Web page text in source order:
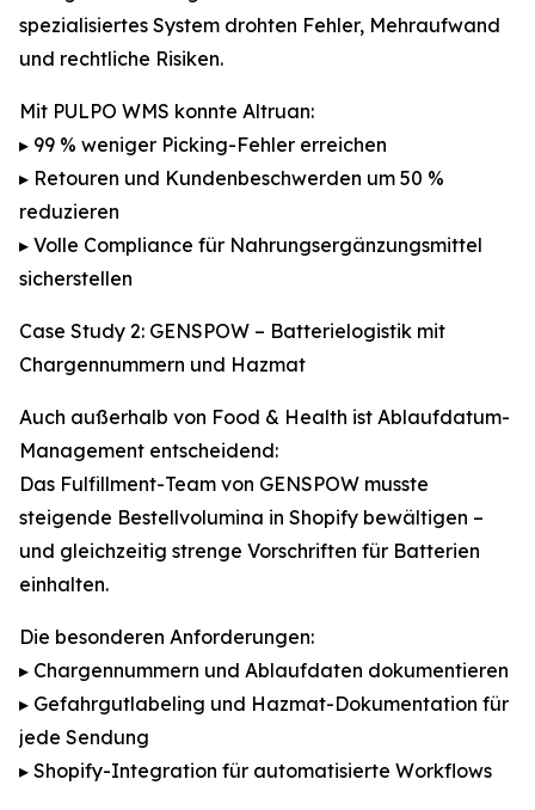
spezialisiertes System drohten Fehler, Mehraufwand
und rechtliche Risiken.
Mit PULPO WMS konnte Altruan:
▸ 99 % weniger Picking-Fehler erreichen
▸ Retouren und Kundenbeschwerden um 50 %
reduzieren
▸ Volle Compliance für Nahrungsergänzungsmittel
sicherstellen
Case Study 2: GENSPOW – Batterielogistik mit
Chargennummern und Hazmat
Auch außerhalb von Food & Health ist Ablaufdatum-
Management entscheidend:
Das Fulfillment-Team von GENSPOW musste
steigende Bestellvolumina in Shopify bewältigen –
und gleichzeitig strenge Vorschriften für Batterien
einhalten.
Die besonderen Anforderungen:
▸ Chargennummern und Ablaufdaten dokumentieren
▸ Gefahrgutlabeling und Hazmat-Dokumentation für
jede Sendung
▸ Shopify-Integration für automatisierte Workflows